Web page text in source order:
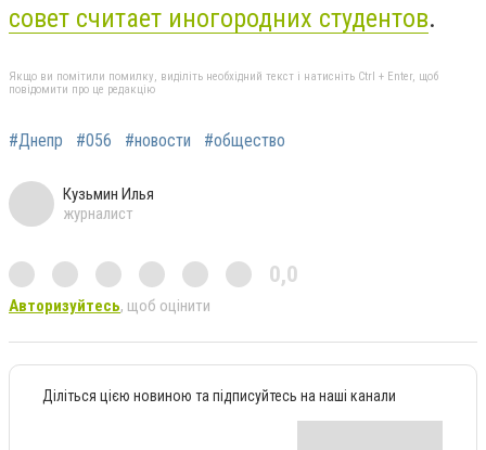
совет считает иногородних студентов.
Якщо ви помітили помилку, виділіть необхідний текст і натисніть Ctrl + Enter, щоб
повідомити про це редакцію
#Днепр #056 #новости #общество
Кузьмин Илья
журналист
0,0
Авторизуйтесь, щоб оцінити
Діліться цією новиною та підписуйтесь на наші канали